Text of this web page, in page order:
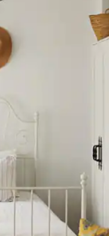
клавіші зі стрілками